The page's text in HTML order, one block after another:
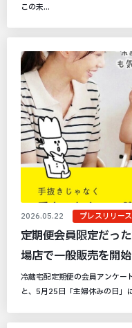
この未...
2026.05.22 プレスリリース
定期便会員限定だっ
場店で一般販売を開始
冷蔵宅配定期便の会員アンケ
と、5月25日「主婦休みの日